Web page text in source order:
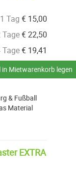
1 Tag € 15,00
Tage€22,50
Tage€ 19,41
in Mietwarenkorb legen
& Fußball
Material
EXTRA